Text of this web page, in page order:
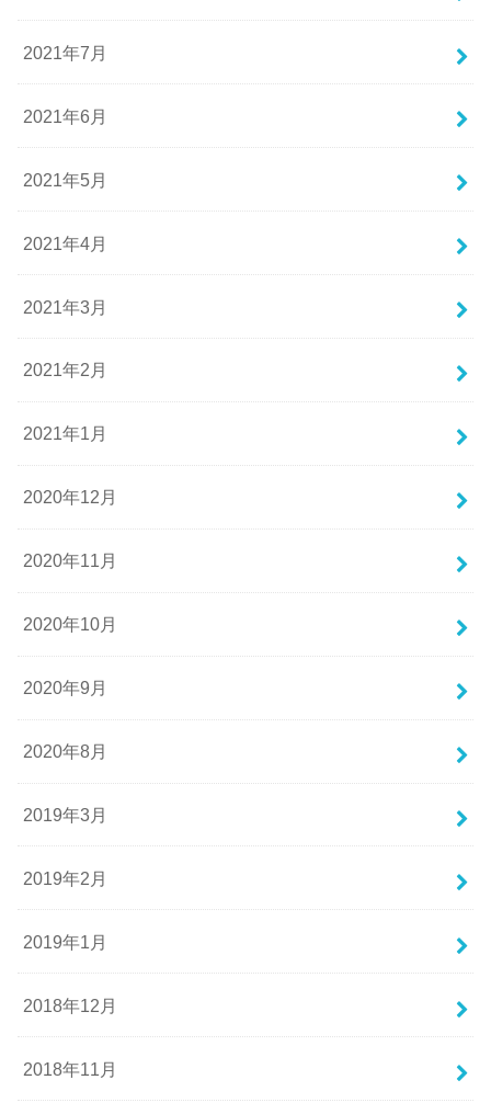
2021年7月
2021年6月
2021年5月
2021年4月
2021年3月
2021年2月
2021年1月
2020年12月
2020年11月
2020年10月
2020年9月
2020年8月
2019年3月
2019年2月
2019年1月
2018年12月
2018年11月